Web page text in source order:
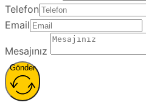
Telefon
Email
Mesajınız
Gönder